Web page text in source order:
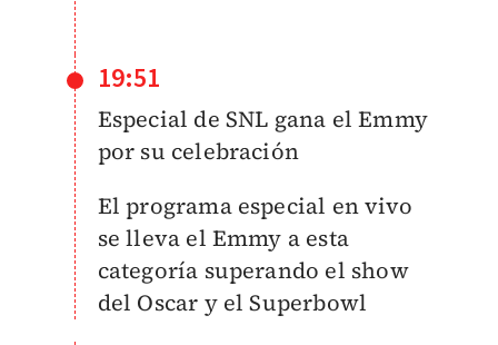
19:51
Especial de SNL gana el Emmy
por su celebración
El programa especial en vivo
se lleva el Emmy a esta
categoría superando el show
del Oscar y el Superbowl